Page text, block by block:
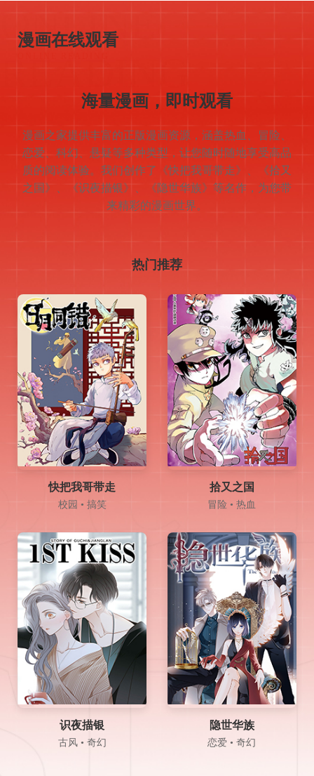
ONLINE
READING
漫画在线观看
海量漫画，即时观看
漫画之家提供丰富的正版漫画资源，涵盖热血、冒险、
恋爱、科幻、悬疑等多种类型，让您随时随地享受高品
质的阅读体验。我们创作了《快把我哥带走》、《拾又
之国》、《识夜描银》、《隐世华族》等名作，为您带
来精彩的漫画世界。
热门推荐
快把我哥带走
校园 • 搞笑
拾又之国
冒险 • 热血
识夜描银
古风 • 奇幻
隐世华族
恋爱 • 奇幻